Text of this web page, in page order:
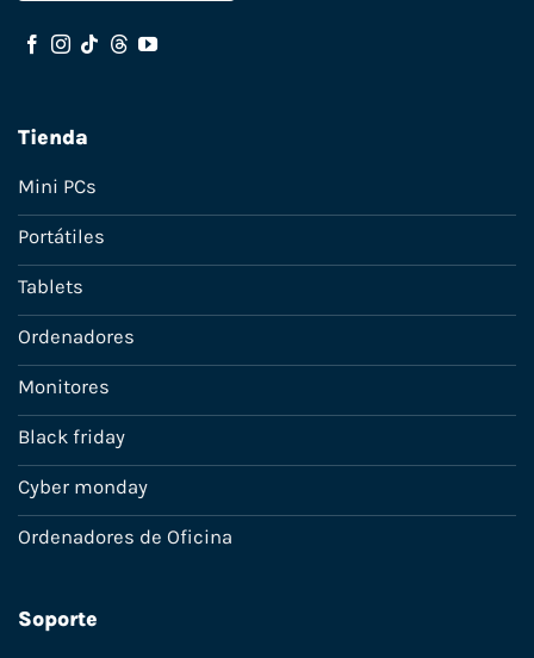
Tienda
Mini PCs
Portátiles
Tablets
Ordenadores
Monitores
Black friday
Cyber monday
Ordenadores de Oficina
Soporte